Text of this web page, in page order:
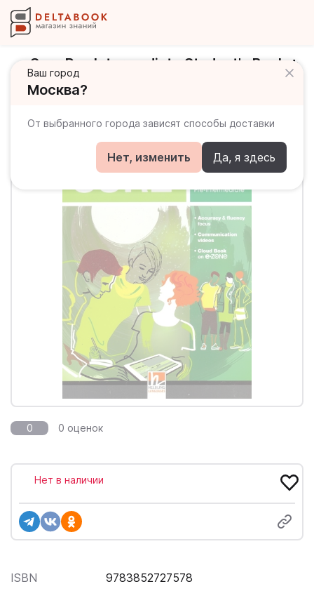
Ваш город
Москва?
От выбранного города зависят способы доставки
Нет, изменить Да, я здесь
Sure Pre-Intermediate Student's Book +
Workbook / Учебник + рабочая
0 0 оценок
ISBN 9783852727578
Нет в наличии